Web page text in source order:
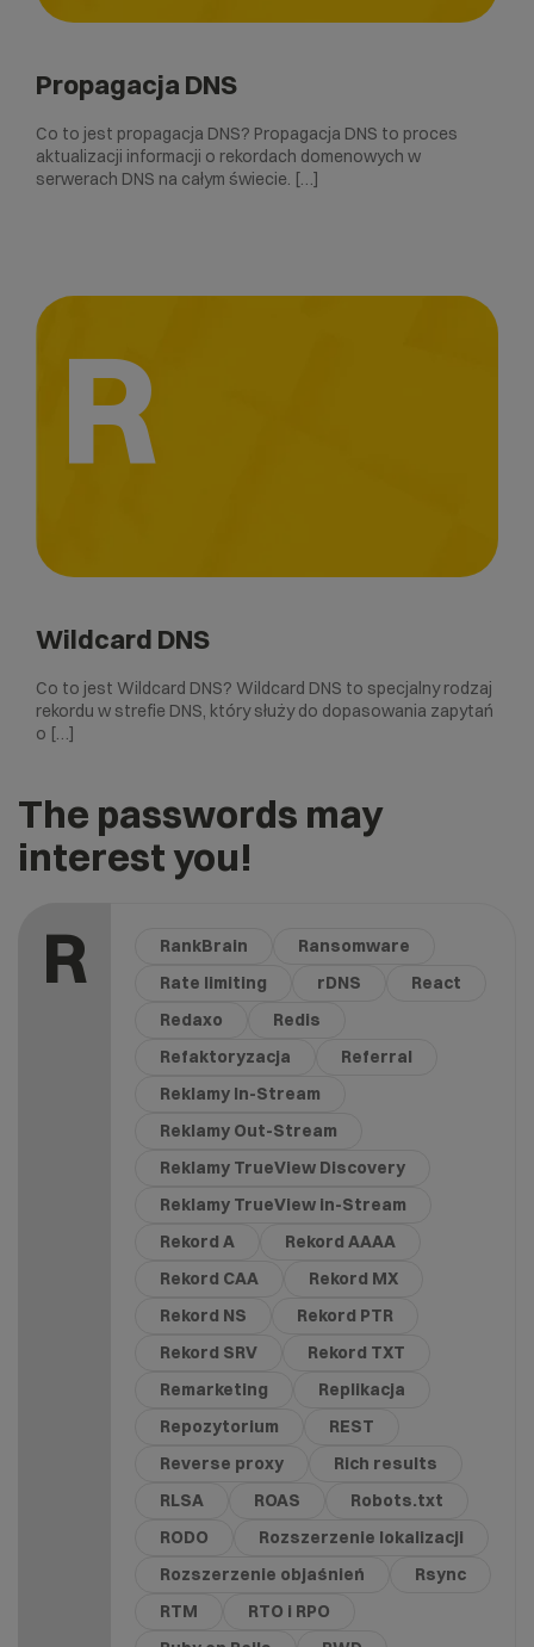
Propagacja DNS
Co to jest propagacja DNS? Propagacja DNS to proces
aktualizacji informacji o rekordach domenowych w
serwerach DNS na całym świecie. […]
R
Wildcard DNS
Co to jest Wildcard DNS? Wildcard DNS to specjalny rodzaj
rekordu w strefie DNS, który służy do dopasowania zapytań
o […]
The passwords may
interest you!
R RankBrain
Ransomware
Rate limiting
rDNS
React
Redaxo
Redis
Refaktoryzacja
Referral
Reklamy In-Stream
Reklamy Out-Stream
Reklamy TrueView Discovery
Reklamy TrueView in-Stream
Rekord A
Rekord AAAA
Rekord CAA
Rekord MX
Rekord NS
Rekord PTR
Rekord SRV
Rekord TXT
Remarketing
Replikacja
Repozytorium
REST
Reverse proxy
Rich results
RLSA
ROAS
Robots.txt
RODO
Rozszerzenie lokalizacji
Rozszerzenie objaśnień
Rsync
RTM
RTO i RPO